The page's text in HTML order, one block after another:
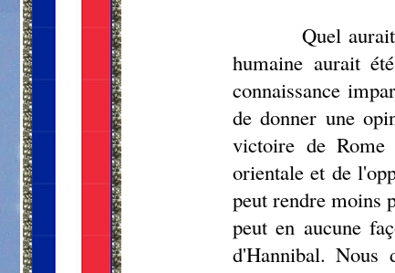
Quel
humaine aurait
connaissance
de donner une
victoire de
orientale et de
peut rendre moins
peut en aucune
d'Hannibal. Nous